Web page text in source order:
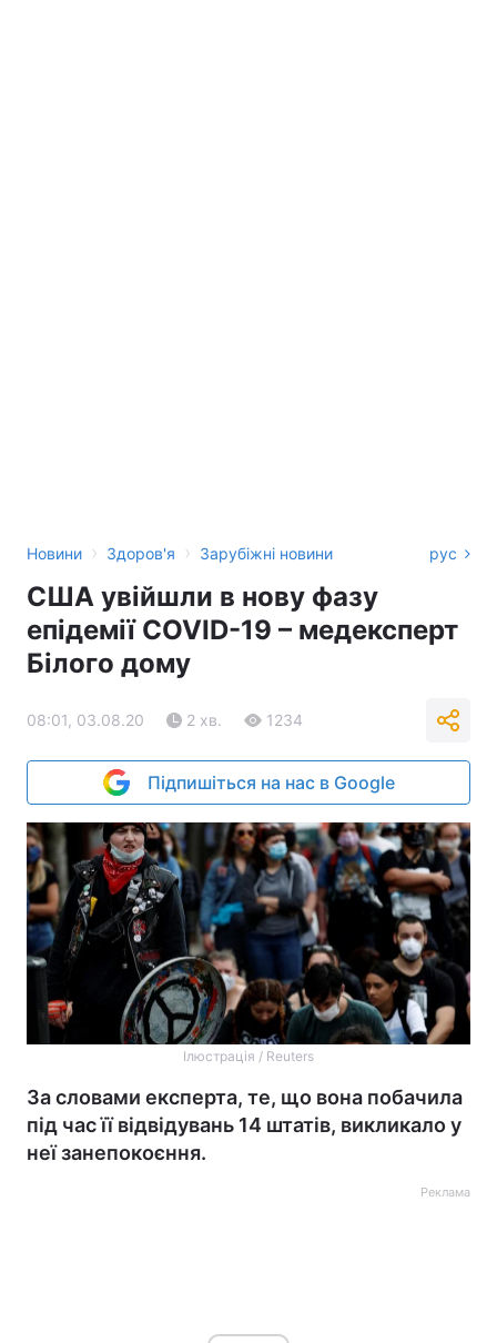
Новини › Здоров'я › Зарубіжні новини рус
США увійшли в нову фазу
епідемії COVID-19 – медексперт
Білого дому
08:01, 03.08.20 2 хв. 1234
Підпишіться на нас в Google
Ілюстрація / Reuters
За словами експерта, те, що вона побачила
під час її відвідувань 14 штатів, викликало у
неї занепокоєння.
Реклама